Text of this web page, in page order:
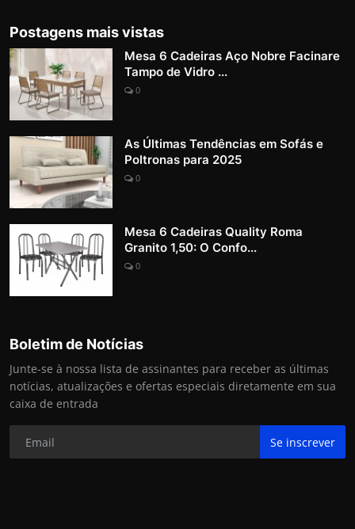
Postagens mais vistas
Mesa 6 Cadeiras Aço Nobre Facinare
Tampo de Vidro ...
0
As Últimas Tendências em Sofás e
Poltronas para 2025
0
Mesa 6 Cadeiras Quality Roma
Granito 1,50: O Confo...
0
Boletim de Notícias
Junte-se à nossa lista de assinantes para receber as últimas
notícias, atualizações e ofertas especiais diretamente em sua
caixa de entrada
Se inscrever